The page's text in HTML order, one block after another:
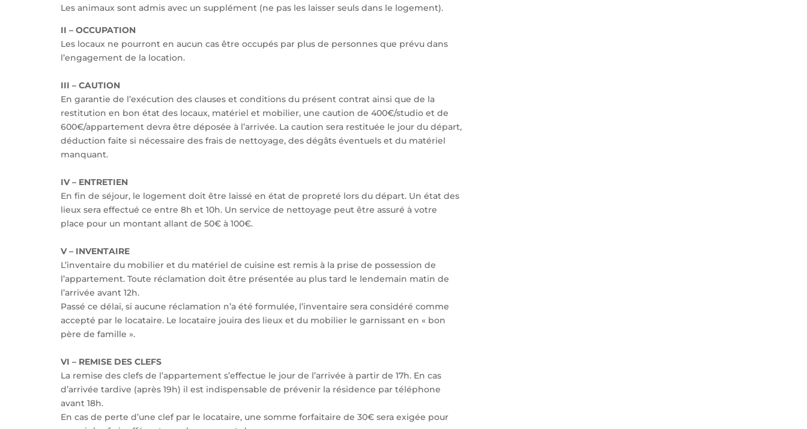
Les animaux sont admis avec un supplément (ne pas les laisser seuls dans le logement).
II – OCCUPATION
Les locaux ne pourront en aucun cas être occupés par plus de personnes que prévu dans
l’engagement de la location.
III – CAUTION
En garantie de l’exécution des clauses et conditions du présent contrat ainsi que de la
restitution en bon état des locaux, matériel et mobilier, une caution de 400€/studio et de
600€/appartement devra être déposée à l’arrivée. La caution sera restituée le jour du départ,
déduction faite si nécessaire des frais de nettoyage, des dégâts éventuels et du matériel
manquant.
IV – ENTRETIEN
En fin de séjour, le logement doit être laissé en état de propreté lors du départ. Un état des
lieux sera effectué ce entre 8h et 10h. Un service de nettoyage peut être assuré à votre
place pour un montant allant de 50€ à 100€.
V – INVENTAIRE
L’inventaire du mobilier et du matériel de cuisine est remis à la prise de possession de
l’appartement. Toute réclamation doit être présentée au plus tard le lendemain matin de
l’arrivée avant 12h.
Passé ce délai, si aucune réclamation n’a été formulée, l’inventaire sera considéré comme
accepté par le locataire. Le locataire jouira des lieux et du mobilier le garnissant en « bon
père de famille ».
VI – REMISE DES CLEFS
La remise des clefs de l’appartement s’effectue le jour de l’arrivée à partir de 17h. En cas
d’arrivée tardive (après 19h) il est indispensable de prévenir la résidence par téléphone
avant 18h.
En cas de perte d’une clef par le locataire, une somme forfaitaire de 30€ sera exigée pour